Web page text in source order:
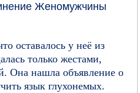
Женомужчины
оставалось у неё из
только жестами,
Она нашла объявление о
язык глухонемых.